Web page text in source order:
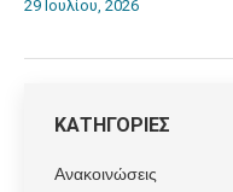
29 Ιουλίου, 2026
ΚΑΤΗΓΟΡΙΕΣ
Ανακοινώσεις